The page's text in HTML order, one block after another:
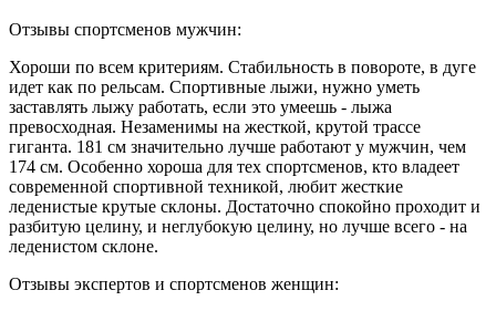
Отзывы спортсменов мужчин:
Хороши по всем критериям. Стабильность в повороте, в дуге
идет как по рельсам. Спортивные лыжи, нужно уметь
заставлять лыжу работать, если это умеешь - лыжа
превосходная. Незаменимы на жесткой, крутой трассе
гиганта. 181 см значительно лучше работают у мужчин, чем
174 см. Особенно хороша для тех спортсменов, кто владеет
современной спортивной техникой, любит жесткие
леденистые крутые склоны. Достаточно спокойно проходит и
разбитую целину, и неглубокую целину, но лучше всего - на
леденистом склоне.
Отзывы экспертов и спортсменов женщин: